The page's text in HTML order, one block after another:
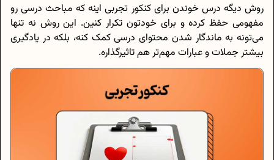
روش دیگه درس خوندن برای کنکور تجربی اینه که مباحث درسی رو
مفهومی حفظ کرده و برای خودتون تکرار کنین. این روش نه تنها
می‌تونه به ماندگار شدن محتوای درسی کمک کنه، بلکه در یادگیری
بیشتر جملات و عبارات مهم‌تر هم تاثیرگذاره.